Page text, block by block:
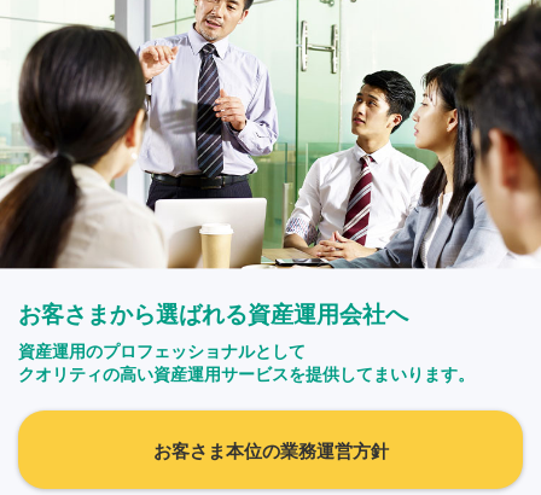
お客さまから選ばれる資産運用会社へ
資産運用のプロフェッショナルとして
クオリティの高い資産運用サービスを提供してまいります。
お客さま本位の業務運営方針